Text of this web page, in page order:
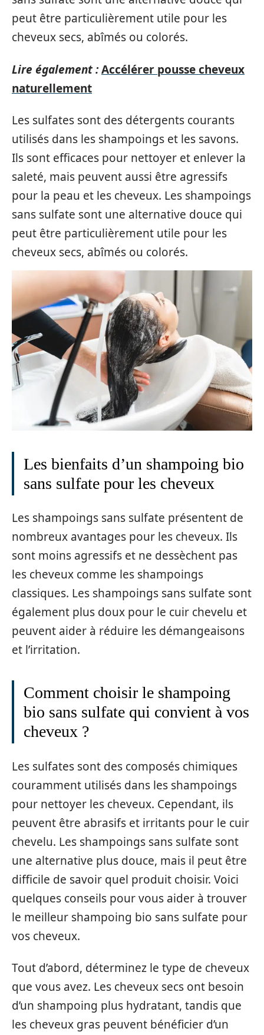
peut être particulièrement utile pour les
cheveux secs, abîmés ou colorés.
Lire également :Accélérer pousse cheveux
naturellement
Les sulfates sont des détergents courants
utilisés dans les shampoings et les savons.
Ils sont efficaces pour nettoyer et enlever la
saleté, mais peuvent aussi être agressifs
pour la peau et les cheveux. Les shampoings
sans sulfate sont une alternative douce qui
peut être particulièrement utile pour les
cheveux secs, abîmés ou colorés.
Les bienfaits d’un shampoing bio
sans sulfate pour les cheveux
Les shampoings sans sulfate présentent de
nombreux avantages pour les cheveux. Ils
sont moins agressifs et ne dessèchent pas
les cheveux comme les shampoings
classiques. Les shampoings sans sulfate sont
également plus doux pour le cuir chevelu et
peuvent aider à réduire les démangeaisons
et l’irritation.
Comment choisir le shampoing
bio sans sulfate qui convient à vos
cheveux ?
Les sulfates sont des composés chimiques
couramment utilisés dans les shampoings
pour nettoyer les cheveux. Cependant, ils
peuvent être abrasifs et irritants pour le cuir
chevelu. Les shampoings sans sulfate sont
une alternative plus douce, mais il peut être
difficile de savoir quel produit choisir. Voici
quelques conseils pour vous aider à trouver
le meilleur shampoing bio sans sulfate pour
vos cheveux.
Tout d’abord, déterminez le type de cheveux
que vous avez. Les cheveux secs ont besoin
d’un shampoing plus hydratant, tandis que
les cheveux gras peuvent bénéficier d’un